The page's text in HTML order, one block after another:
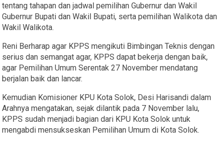
tentang tahapan dan jadwal pemilihan Gubernur dan Wakil
Gubernur Bupati dan Wakil Bupati, serta pemilihan Walikota dan
Wakil Walikota.
Reni Berharap agar KPPS mengikuti Bimbingan Teknis dengan
serius dan semangat agar, KPPS dapat bekerja dengan baik,
agar Pemilihan Umum Serentak 27 November mendatang
berjalan baik dan lancar.
Kemudian Komisioner KPU Kota Solok, Desi Harisandi dalam
Arahnya mengatakan, sejak dilantik pada 7 November lalu,
KPPS sudah menjadi bagian dari KPU Kota Solok untuk
mengabdi mensukseskan Pemilihan Umum di Kota Solok.